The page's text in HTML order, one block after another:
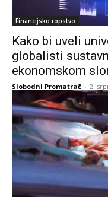
Financijsko ropstvo
Kako bi uveli
globalisti
ekonomskom
Slobodni Promatrač - 2.